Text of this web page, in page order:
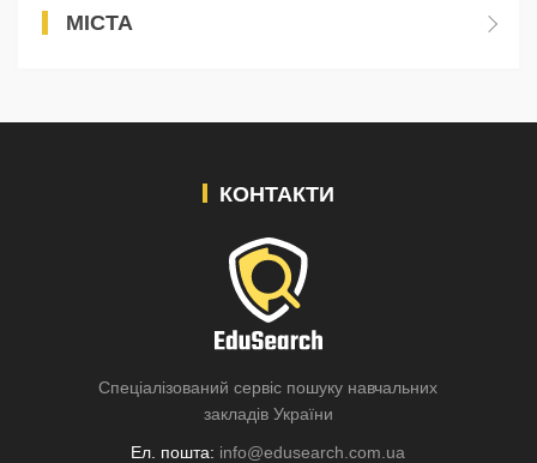
МІСТА
КОНТАКТИ
Спеціалізований сервіс пошуку навчальних
закладів України
Ел. пошта: info@edusearch.com.ua